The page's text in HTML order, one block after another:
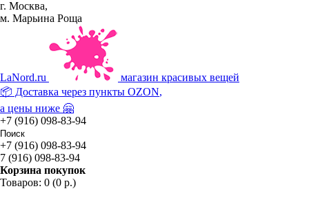
г. Москва,
м. Марьина Роща
LaNord.ru
магазин красивых вещей
📦 Доставка через пункты OZON,
а цены ниже 🤗
+7 (916) 098-83-94
+7 (916) 098-83-94
7 (916) 098-83-94
Корзина покупок
Товаров: 0 (0 р.)